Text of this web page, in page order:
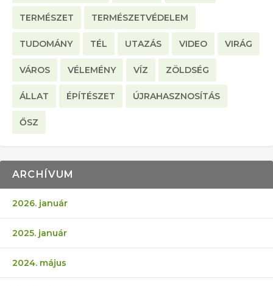
TERMÉSZET TERMÉSZETVÉDELEM
TUDOMÁNY TÉL UTAZÁS VIDEO VIRÁG
VÁROS VÉLEMÉNY VÍZ ZÖLDSÉG
ÁLLAT ÉPÍTÉSZET ÚJRAHASZNOSÍTÁS
ŐSZ
ARCHÍVUM
2026. január
2025. január
2024. május